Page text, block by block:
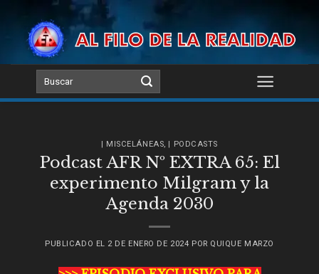
content
| MISCELÁNEAS, | PODCASTS
Podcast AFR Nº EXTRA 65: El
experimento Milgram y la
Agenda 2030
PUBLICADO EL 2 DE ENERO DE 2024 POR QUIQUE MARZO